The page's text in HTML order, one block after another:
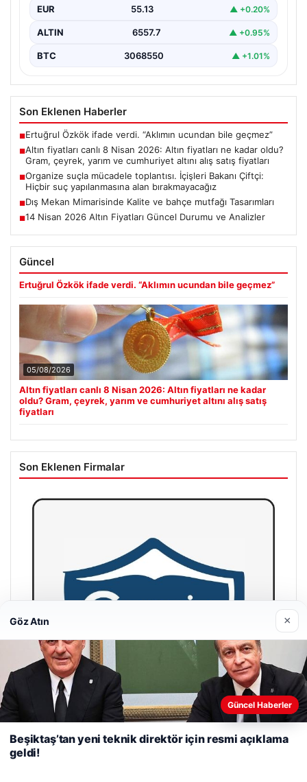
EUR 55.13 ▲ +0.20%
ALTIN 6557.7 ▲ +0.95%
BTC 3068550 ▲ +1.01%
Son Eklenen Haberler
■Ertuğrul Özkök ifade verdi. “Aklımın ucundan bile geçmez”
■Altın fiyatları canlı 8 Nisan 2026: Altın fiyatları ne kadar oldu?
Gram, çeyrek, yarım ve cumhuriyet altını alış satış fiyatları
■Organize suçla mücadele toplantısı. İçişleri Bakanı Çiftçi:
Hiçbir suç yapılanmasına alan bırakmayacağız
■Dış Mekan Mimarisinde Kalite ve bahçe mutfağı Tasarımları
■14 Nisan 2026 Altın Fiyatları Güncel Durumu ve Analizler
Güncel
Ertuğrul Özkök ifade verdi. “Aklımın ucundan bile geçmez”
05/08/2026
Altın fiyatları canlı 8 Nisan 2026: Altın fiyatları ne kadar
oldu? Gram, çeyrek, yarım ve cumhuriyet altını alış satış
fiyatları
Son Eklenen Firmalar
Web sitemizi nasıl kullandığınızı daha iyi anlayabilmek,
deneyiminizi kişiselleştirmek ve geliştirmek amacıyla çerezler
kullanıyoruz.
Çerez Politikamız
Reddet
Göz Atın ×
Güncel Haberler
Beşiktaş’tan yeni teknik direktör için resmi açıklama
geldi!